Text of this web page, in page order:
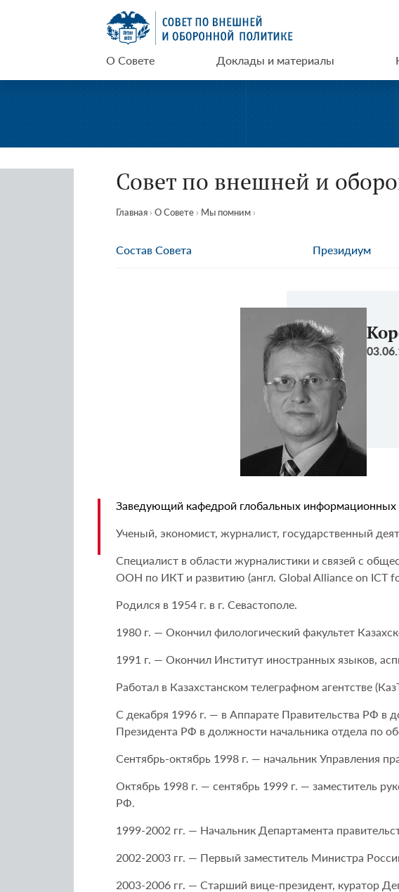
СВОП
О Совете Доклады и материалы
Совет по внешней и
Главная › О Совете › Мы помним ›
Состав Совета Президиум
Заведующий кафедрой глобальных
Ученый, экономист, журналист, государственный
Специалист в области журналистики и связей с
ООН по ИКТ и развитию (англ. Global Alliance on ICT
Родился в 1954 г. в г. Севастополе.
1980 г. — Окончил филологический факультет
1991 г. — Окончил Институт иностранных языков,
Работал в Казахстанском телеграфном агентстве
С декабря 1996 г. — в Аппарате Правительства РФ в
Президента РФ в должности начальника отдела по
Сентябрь-октябрь 1998 г. — начальник Управления
Октябрь 1998 г. — сентябрь 1999 г. — заместитель
РФ.
1999-2002 гг. — Начальник Департамента
2002-2003 гг. — Первый заместитель Министра
2003-2006 гг. — Старший вице-президент, куратор